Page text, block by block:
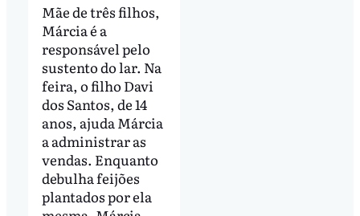
Mãe de três filhos,
Márcia é a
responsável pelo
sustento do lar. Na
feira, o filho Davi
dos Santos, de 14
anos, ajuda Márcia
a administrar as
vendas. Enquanto
debulha feijões
plantados por ela